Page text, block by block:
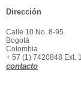
Dirección
Calle 10 No. 8-95
Bogotá
Colombia
+ 57 (1) 7420848 Ext.
contacto